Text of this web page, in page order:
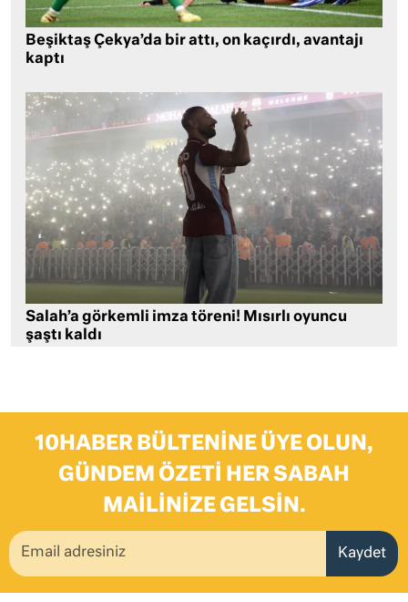
Beşiktaş Çekya’da bir attı, on kaçırdı, avantajı
kaptı
Salah’a görkemli imza töreni! Mısırlı oyuncu
şaştı kaldı
10HABER BÜLTENINE ÜYE OLUN,
GÜNDEM ÖZETI HER SABAH
MAILINIZE GELSIN.
Kaydet